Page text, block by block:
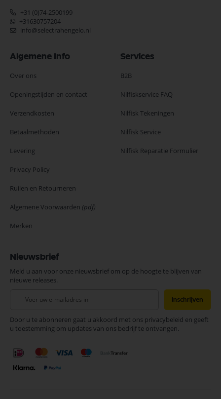
+31 (0)74-2500199
+31630757204
info@selectrahengelo.nl
Algemene Info
Over ons
Openingstijden en contact
Verzendkosten
Betaalmethoden
Levering
Privacy Policy
Ruilen en Retourneren
Algemene Voorwaarden (pdf)
Merken
Services
B2B
Nilfiskservice FAQ
Nilfisk Tekeningen
Nilfisk Service
Nilfisk Reparatie Formulier
Nieuwsbrief
Meld u aan voor onze nieuwsbrief om op de hoogte te blijven van
nieuwe releases.
onze
nieuwsbrief
Inschrijven
Door u te abonneren gaat u akkoord met ons privacybeleid en geeft
u toestemming om updates van ons bedrijf te ontvangen.